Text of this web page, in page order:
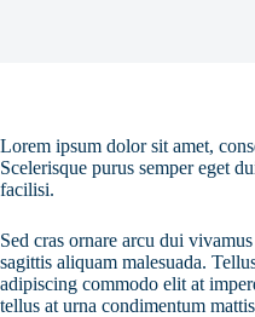
Lorem ipsum dolor sit amet,
Scelerisque purus semper eget
facilisi.
Sed cras ornare arcu dui
sagittis aliquam malesuada.
adipiscing commodo elit at
tellus at urna condimentum